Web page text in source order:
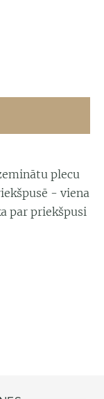
plecu
- viena
par priekšpusi